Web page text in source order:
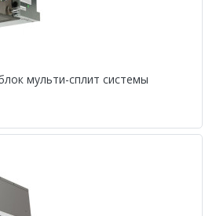
мульти-сплит системы